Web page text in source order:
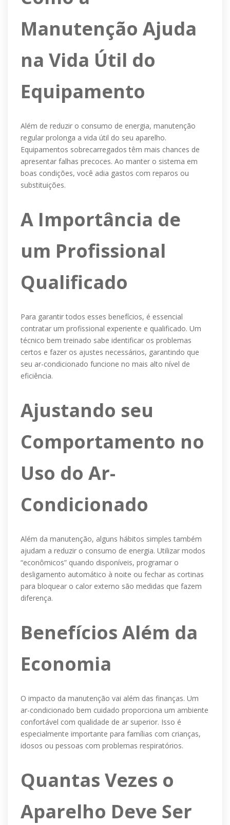
Manutenção Ajuda
na Vida Útil do
Equipamento
Além de reduzir o consumo de energia, manutenção
regular prolonga a vida útil do seu aparelho.
Equipamentos sobrecarregados têm mais chances de
apresentar falhas precoces. Ao manter o sistema em
boas condições, você adia gastos com reparos ou
substituições.
A Importância de
um Profissional
Qualificado
Para garantir todos esses benefícios, é essencial
contratar um profissional experiente e qualificado. Um
técnico bem treinado sabe identificar os problemas
certos e fazer os ajustes necessários, garantindo que
seu ar-condicionado funcione no mais alto nível de
eficiência.
Ajustando seu
Comportamento no
Uso do Ar-
Condicionado
Além da manutenção, alguns hábitos simples também
ajudam a reduzir o consumo de energia. Utilizar modos
“econômicos” quando disponíveis, programar o
desligamento automático à noite ou fechar as cortinas
para bloquear o calor externo são medidas que fazem
diferença.
Benefícios Além da
Economia
O impacto da manutenção vai além das finanças. Um
ar-condicionado bem cuidado proporciona um ambiente
confortável com qualidade de ar superior. Isso é
especialmente importante para famílias com crianças,
idosos ou pessoas com problemas respiratórios.
Quantas Vezes o
Aparelho Deve Ser